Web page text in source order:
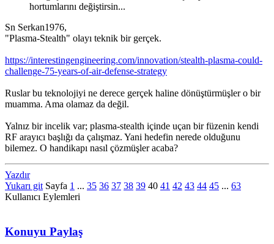
hortumlarını değiştirsin...
Sn Serkan1976,
"Plasma-Stealth" olayı teknik bir gerçek.
https://interestingengineering.com/innovation/stealth-plasma-could-
challenge-75-years-of-air-defense-strategy
Ruslar bu teknolojiyi ne derece gerçek haline dönüştürmüşler o bir
muamma. Ama olamaz da değil.
Yalnız bir incelik var; plasma-stealth içinde uçan bir füzenin kendi
RF arayıcı başlığı da çalışmaz. Yani hedefin nerede olduğunu
bilemez. O handikapı nasıl çözmüşler acaba?
Yazdır
Yukarı git Sayfa 1 ... 35 36 37 38 39 40 41 42 43 44 45 ... 63
Kullanıcı Eylemleri
Konuyu Paylaş